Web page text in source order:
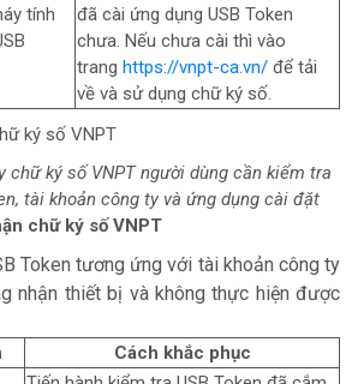
tính
đã cài ứng dụng USB Token
chưa. Nếu chưa cài thì vào
trang https://vnpt-ca.vn/ để tải
về và sử dụng chữ ký số.
chữ ký số VNPT người dùng cần kiểm tra
tài khoản công ty và ứng dụng cài đặt
chữ ký số VNPT
Token tương ứng với tài khoản công ty
nhận thiết bị và không thực hiện được
Cách khắc phục